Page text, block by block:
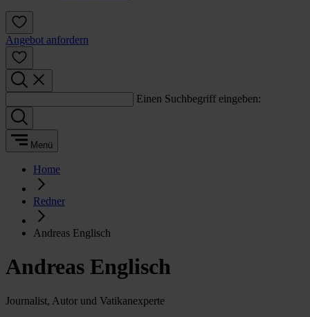
Angebot anfordern
Einen Suchbegriff eingeben:
Menü
Home
Redner
Andreas Englisch
Andreas Englisch
Journalist, Autor und Vatikanexperte